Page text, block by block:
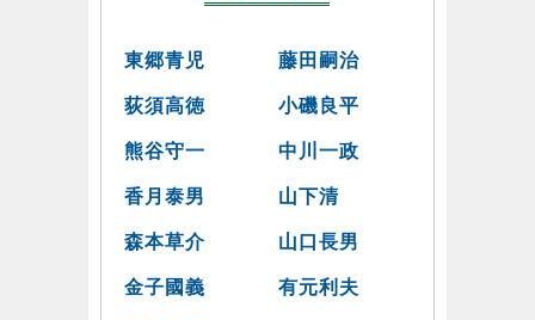
東郷青児 藤田嗣治
荻須高徳 小磯良平
熊谷守一 中川一政
香月泰男 山下清
森本草介 山口長男
金子國義 有元利夫